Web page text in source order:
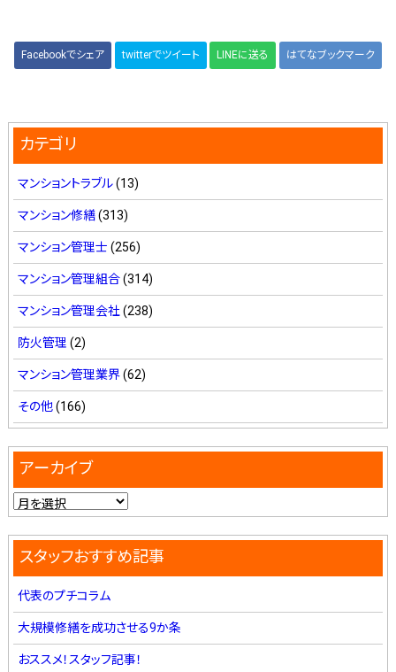
Facebookでシェア twitterでツイート LINEに送る はてなブックマーク
カテゴリ
マンショントラブル(13)
マンション修繕(313)
マンション管理士 (256)
マンション管理組合(314)
マンション管理会社(238)
防火管理 (2)
マンション管理業界(62)
その他(166)
アーカイブ
スタッフおすすめ記事
代表のプチコラム
大規模修繕を成功させる9か条
おススメ！スタッフ記事！